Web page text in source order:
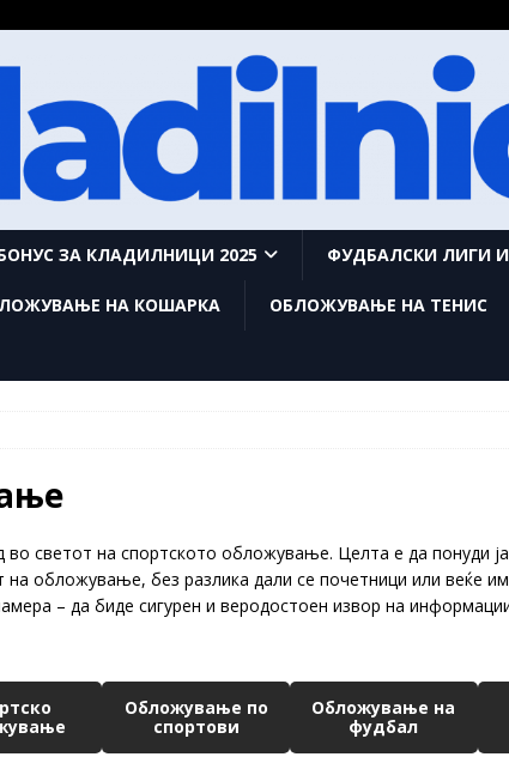
ЗА КЛАДИЛНИЦИ 2025 ФУДБАЛСКИ ЛИГИ
НА КОШАРКА ОБЛОЖУВАЊЕ НА ТЕНИС
светот на спортското обложување. Целта е да понуди
на обложување, без разлика дали се почетници или веќе
– да биде сигурен и веродостоен извор на
Обложување по
спортови
Обложување на
фудбал